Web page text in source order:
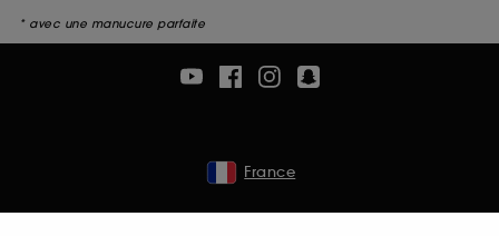
* avec une manucure parfaite
France